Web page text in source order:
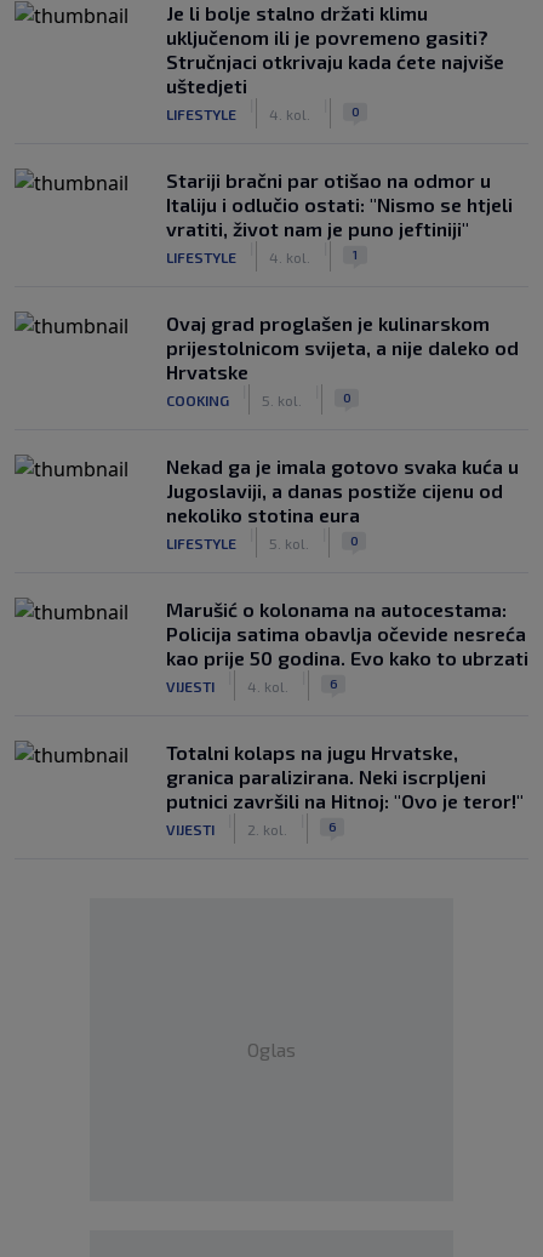
Je li bolje stalno držati klimu
uključenom ili je povremeno gasiti?
Stručnjaci otkrivaju kada ćete najviše
uštedjeti
LIFESTYLE 4. kol. 0
Stariji bračni par otišao na odmor u
Italiju i odlučio ostati: "Nismo se htjeli
vratiti, život nam je puno jeftiniji"
LIFESTYLE 4. kol. 1
Ovaj grad proglašen je kulinarskom
prijestolnicom svijeta, a nije daleko od
Hrvatske
COOKING 5. kol. 0
Nekad ga je imala gotovo svaka kuća u
Jugoslaviji, a danas postiže cijenu od
nekoliko stotina eura
LIFESTYLE 5. kol. 0
Marušić o kolonama na autocestama:
Policija satima obavlja očevide nesreća
kao prije 50 godina. Evo kako to ubrzati
VIJESTI 4. kol. 6
Totalni kolaps na jugu Hrvatske,
granica paralizirana. Neki iscrpljeni
putnici završili na Hitnoj: "Ovo je teror!"
VIJESTI 2. kol. 6
Oglas